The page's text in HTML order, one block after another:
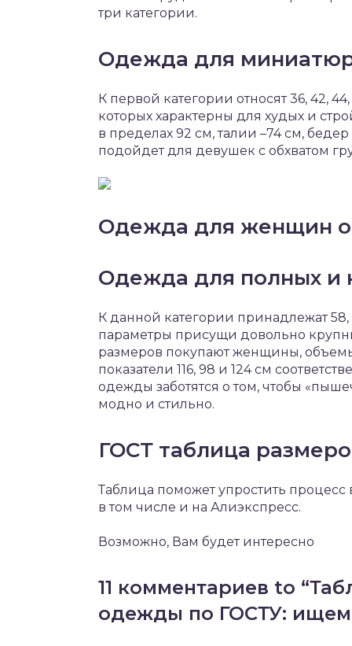
три категории.
Одежда для
К первой категории относят 36, 42,
которых характерны для худых и
в пределах 92 см, талии –74 см,
подойдет для девушек с обхватом
Одежда для женщин
Одежда для полных и
К данной категории принадлежат
параметры присущи довольно
размеров покупают женщины,
показатели 116, 98 и 124 см
одежды заботятся о том, чтобы
модно и стильно.
ГОСТ таблица
Таблица поможет упростить
в том числе и на Алиэкспресс.
Возможно, Вам будет интересно
11 комментариев to
одежды по ГОСТУ: ищем